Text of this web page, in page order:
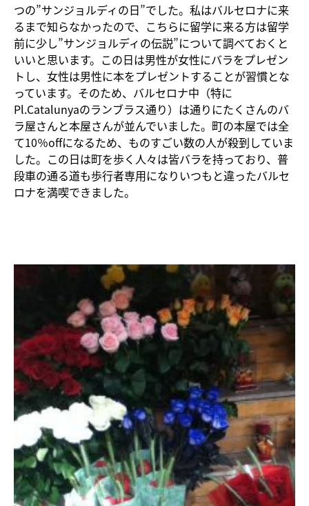
つの”サンジョルディの日”でした。私はバルセロナに来
るまで知らなかったので、こちらに留学に来る方は留学
前に少し”サンジョルディの伝説”について調べておくと
いいと思います。この日は男性が女性にバラをプレゼン
トし、女性は男性に本をプレゼントすることが習慣とな
っています。そのため、バルセロナ中（特に
Pl.Catalunyaのランブラス通り）は通りにたくさんのバ
ラ屋さんと本屋さんが並んでいました。町の本屋では全
て10％offになるため、ものすごい数の人が殺到していま
した。この日は町を歩く人々は皆バラを持っており、普
段車の通る道も歩行者専用になりいつもと違ったバルセ
ロナを満喫できました。